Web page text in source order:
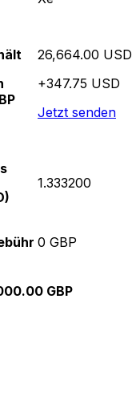
26,664.00 USD
+347.75 USD
Jetzt senden
1.333200
0 GBP
GBP